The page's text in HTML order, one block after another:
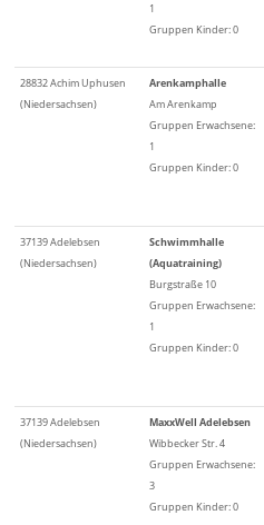
1
Gruppen Kinder: 0
28832 Achim Uphusen
(Niedersachsen)
Arenkamphalle
Am Arenkamp
Gruppen Erwachsene:
1
Gruppen Kinder: 0
37139 Adelebsen
(Niedersachsen)
Schwimmhalle
(Aquatraining)
Burgstraße 10
Gruppen Erwachsene:
1
Gruppen Kinder: 0
37139 Adelebsen
(Niedersachsen)
MaxxWell Adelebsen
Wibbecker Str. 4
Gruppen Erwachsene:
3
Gruppen Kinder: 0